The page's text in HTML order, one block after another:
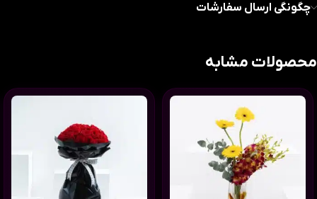
چگونگی ارسال سفارشات
محصولات مشابه